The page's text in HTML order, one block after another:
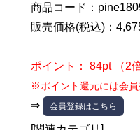
商品コード：
販売価格(税込)：
ポイント： 84pt （2倍
※ポイント還元には会
⇒ 会員登録はこちら